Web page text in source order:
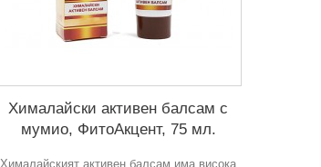
Хималайски активен балсам с
мумио, ФитоАкцент, 75 мл.
Хималайският активен балсам има висока